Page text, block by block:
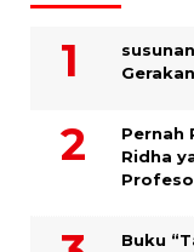
Pernah
Ridha
Buku